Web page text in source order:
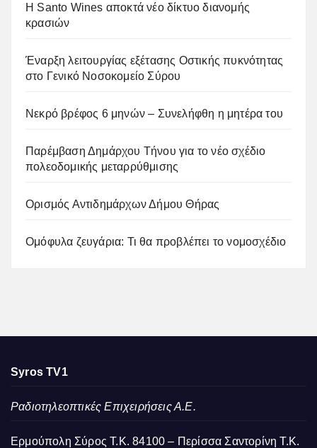
Η Santo Wines αποκτά νέο δίκτυο διανομής
κρασιών
Έναρξη λειτουργίας εξέτασης Οστικής πυκνότητας
στο Γενικό Νοσοκομείο Σύρου
Νεκρό βρέφος 6 μηνών – Συνελήφθη η μητέρα του
Παρέμβαση Δημάρχου Τήνου για το νέο σχέδιο
πολεοδομικής μεταρρύθμισης
Ορισμός Αντιδημάρχων Δήμου Θήρας
Ομόφυλα ζευγάρια: Τι θα προβλέπει το νομοσχέδιο
Syros TV1
Ραδιοτηλεοπτικές Επιχειρήσεις Α.Ε.
Ερμούπολη Σύρος Τ.Κ. 84100 – Περίσσα Σαντορίνη Τ.Κ.